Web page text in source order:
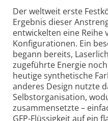
Der weltweit erste
Ergebnis dieser
entwickelten eine Reihe
Konfigurationen. Ein
begann bereits,
zugeführte Energie
heutige synthetische
anderes Design nutzte
Selbstorganisation,
zusammensetzte –
GFP-Flüssigkeit auf ein